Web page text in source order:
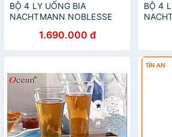
BỘ 4 LY UỐNG BIA
NACHTMANN NOBLESSE
Hàng chính hãng
1.690.000 đ
BỘ 4
hàng